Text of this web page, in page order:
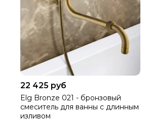
22 425 руб
Elg Bronze 021 - бронзовый
смеситель для ванны с длинным
изливом